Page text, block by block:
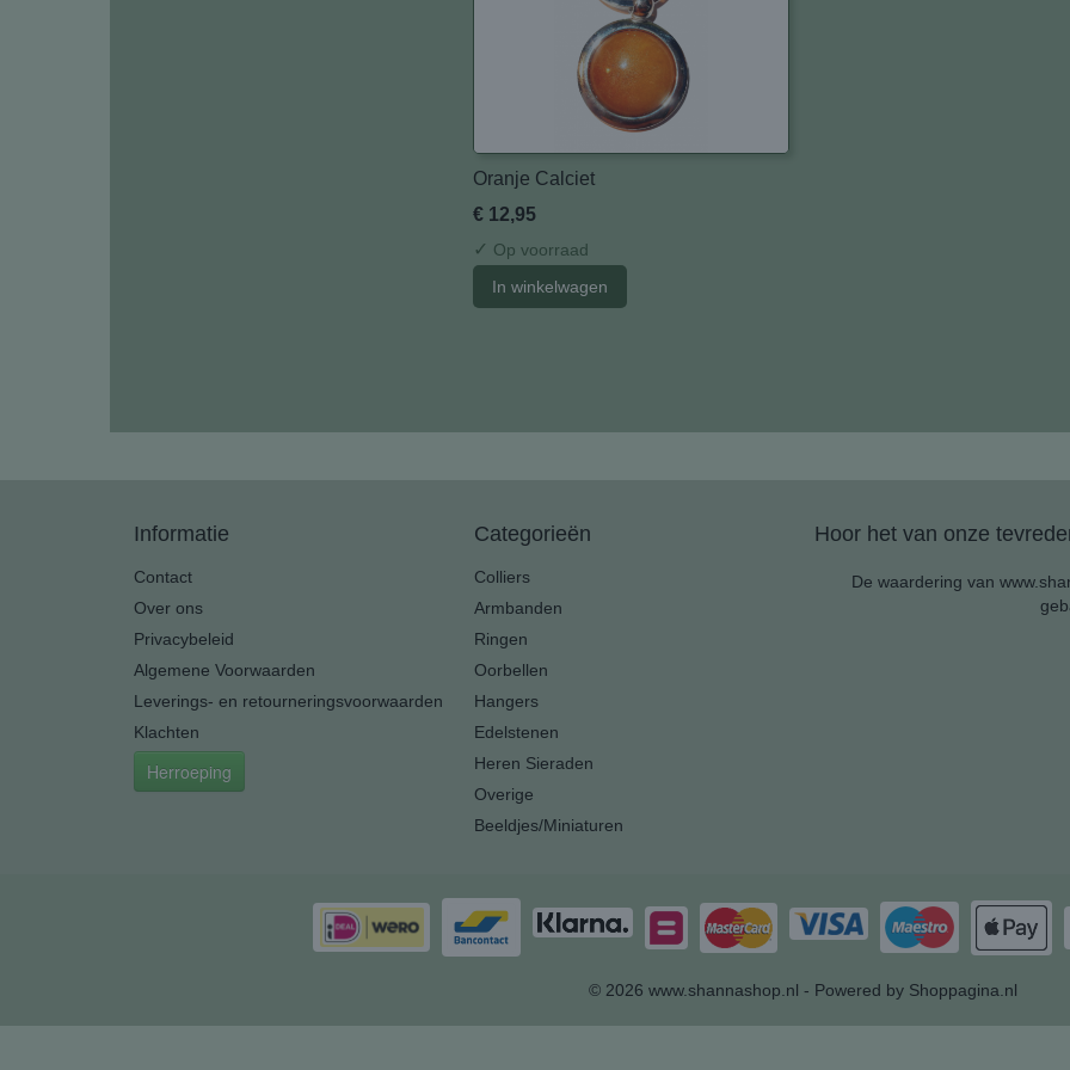
Oranje Calciet
€ 12,95
✓ Op voorraad
In winkelwagen
Informatie
Contact
Over ons
Privacybeleid
Algemene Voorwaarden
Leverings- en retourneringsvoorwaarden
Klachten
Herroeping
Categorieën
Colliers
Armbanden
Ringen
Oorbellen
Hangers
Edelstenen
Heren Sieraden
Overige
Beeldjes/Miniaturen
Hoor het van onze
De waardering van
© 2026 www.shannashop.nl - Powered by Shoppagina.nl